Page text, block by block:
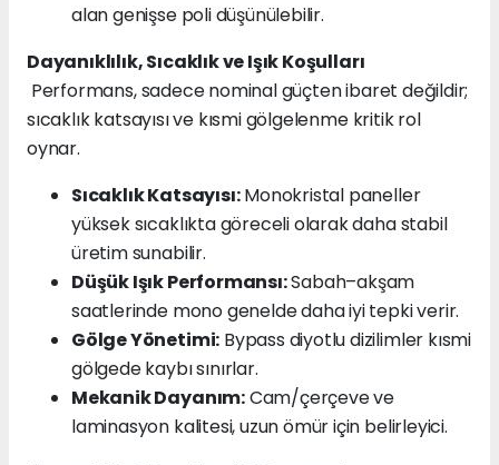
alan genişse poli düşünülebilir.
Dayanıklılık, Sıcaklık ve Işık Koşulları
Performans, sadece nominal güçten ibaret değildir;
sıcaklık katsayısı ve kısmi gölgelenme kritik rol
oynar.
Sıcaklık Katsayısı:Monokristal paneller
yüksek sıcaklıkta göreceli olarak daha stabil
üretim sunabilir.
Düşük Işık Performansı:Sabah–akşam
saatlerinde mono genelde daha iyi tepki verir.
Gölge Yönetimi: Bypass diyotlu dizilimler kısmi
gölgede kaybı sınırlar.
Mekanik Dayanım:Cam/çerçeve ve
laminasyon kalitesi, uzun ömür için belirleyici.